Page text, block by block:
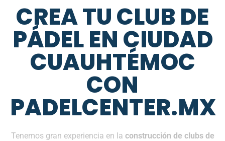
CREA TU CLUB DE
PÁDEL EN CIUDAD
CUAUHTÉMOC
CON
PADELCENTER.MX
Tenemos gran experiencia en la construcción de clubs de